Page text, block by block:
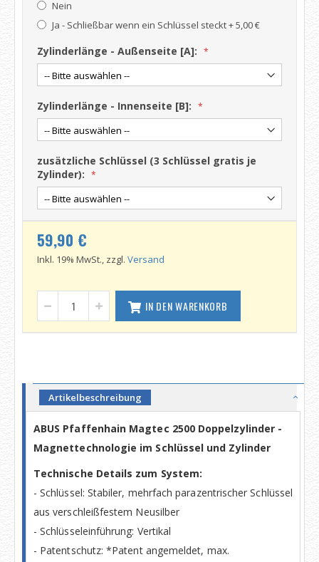
Nein
Ja - Schließbar wenn ein Schlüssel steckt+5,00 €
Zylinderlänge - Außenseite [A]:
Zylinderlänge - Innenseite [B]:
zusätzliche Schlüssel (3 Schlüssel gratis je
Zylinder):
59,90 €
Inkl. 19% MwSt., zzgl. Versand
IN DEN WARENKORB
Artikelbeschreibung
ABUS Pfaffenhain Magtec 2500 Doppelzylinder -
Magnettechnologie im Schlüssel und Zylinder
Technische Details zum System:
- Schlüssel: Stabiler, mehrfach parazentrischer Schlüssel
aus verschleißfestem Neusilber
- Schlüsseleinführung: Vertikal
- Patentschutz: *Patent angemeldet, max.